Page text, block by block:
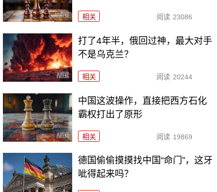
相关 阅读 23086
打了4年半，俄回过神，最大对手
不是乌克兰？
相关 阅读 20244
中国这波操作，直接把西方石化
霸权打出了原形
相关 阅读 19869
德国偷偷摸摸找中国“命门”，这牙
呲得起来吗？